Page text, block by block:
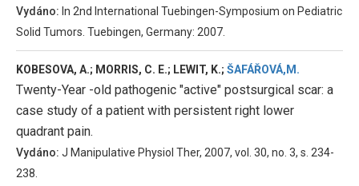
Vydáno: In 2nd International Tuebingen-Symposium on Pediatric
Solid Tumors. Tuebingen, Germany: 2007.
KOBESOVA, A.; MORRIS, C. E.; LEWIT, K.; ŠAFÁŘOVÁ,M.
Twenty-Year -old pathogenic "active" postsurgical scar: a
case study of a patient with persistent right lower
quadrant pain.
Vydáno: J Manipulative Physiol Ther, 2007, vol. 30, no. 3, s. 234-
238.